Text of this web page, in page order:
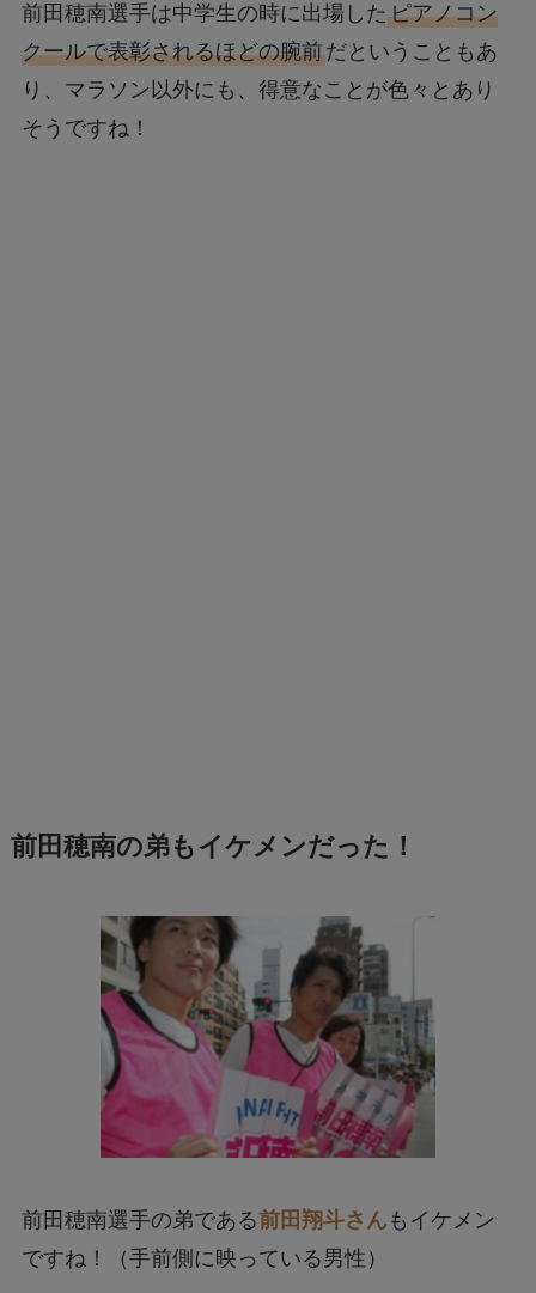
前田穂南選手は中学生の時に出場したピアノコン
クールで表彰されるほどの腕前だということもあ
り、マラソン以外にも、得意なことが色々とあり
そうですね！
前田穂南の弟もイケメンだった！
前田穂南選手の弟である前田翔斗さん もイケメン
ですね！（手前側に映っている男性）